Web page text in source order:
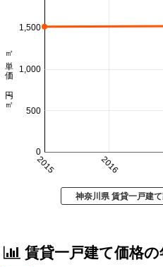
2015 2016
0
500
1,000
1,500
㎡単価 円/㎡
神奈川県 賃貸一戸建
賃貸一戸建て価格